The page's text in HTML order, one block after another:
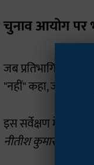
चुनाव आयोग पर
जब प्रतिभागियों से
"नहीं" कहा, जबकि
इस सर्वेक्षण में कुल
नीतीश कुमार की